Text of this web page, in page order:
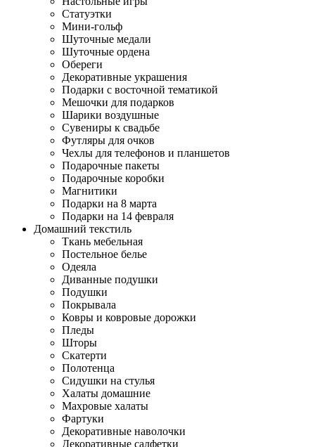
Статуэтки
Мини-гольф
Шуточные медали
Шуточные ордена
Обереги
Декоративные украшения
Подарки с восточной тематикой
Мешочки для подарков
Шарики воздушные
Сувениры к свадьбе
Футляры для очков
Чехлы для телефонов и планшетов
Подарочные пакеты
Подарочные коробки
Магнитики
Подарки на 8 марта
Подарки на 14 февраля
Домашний текстиль
Ткань мебельная
Постельное белье
Одеяла
Диванные подушки
Подушки
Покрывала
Ковры и ковровые дорожки
Пледы
Шторы
Скатерти
Полотенца
Сидушки на стулья
Халаты домашние
Махровые халаты
Фартуки
Декоративные наволочки
Декоративные салфетки